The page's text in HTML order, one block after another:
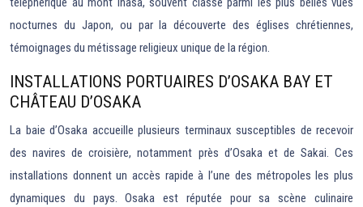
nocturnes du Japon, ou par la découverte des églises chrétiennes,
témoignages du métissage religieux unique de la région.
INSTALLATIONS PORTUAIRES D’OSAKA BAY ET
CHÂTEAU D’OSAKA
La baie d’Osaka accueille plusieurs terminaux susceptibles de recevoir
des navires de croisière, notamment près d’Osaka et de Sakai. Ces
installations donnent un accès rapide à l’une des métropoles les plus
dynamiques du pays. Osaka est réputée pour sa scène culinaire